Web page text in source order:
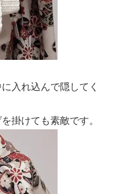
入れ込んで隠してく
掛けても素敵です。